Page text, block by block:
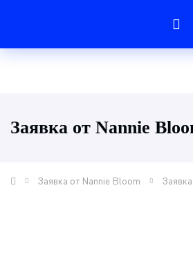
Заявка от Nannie
Заявка от Nannie Bloom